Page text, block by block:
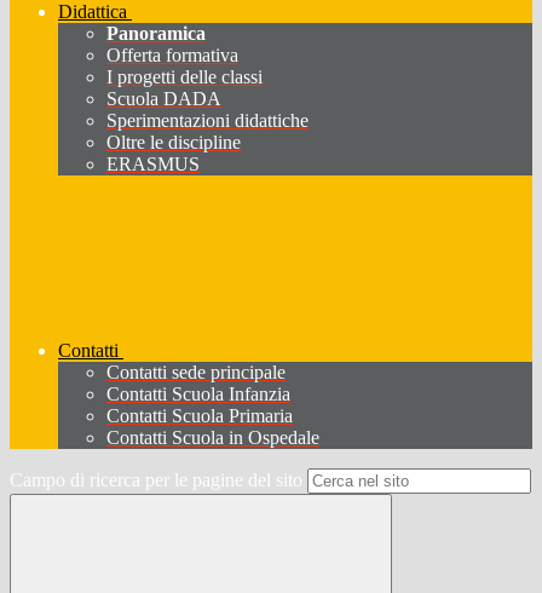
Didattica
Panoramica
Offerta formativa
I progetti delle classi
Scuola DADA
Sperimentazioni didattiche
Oltre le discipline
ERASMUS
Contatti
Contatti sede principale
Contatti Scuola Infanzia
Contatti Scuola Primaria
Contatti Scuola in Ospedale
Campo di ricerca per le pagine del sito